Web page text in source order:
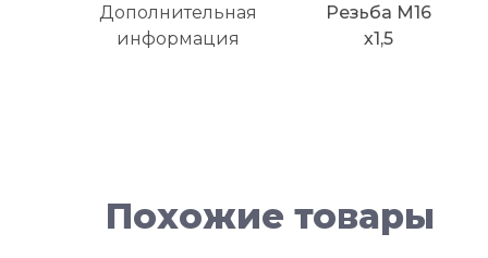
Дополнительная
информация
Резьба М16
х1,5
Похожие товары